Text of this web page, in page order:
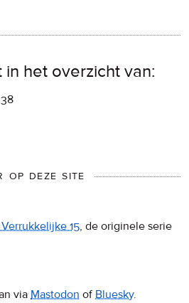
in het overzicht van:
38
OP DEZE SITE
15, de originele serie
via Mastodon ofBluesky.